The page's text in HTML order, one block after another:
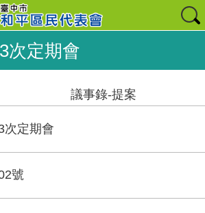
次定期會
議事錄-提案
次定期會
號